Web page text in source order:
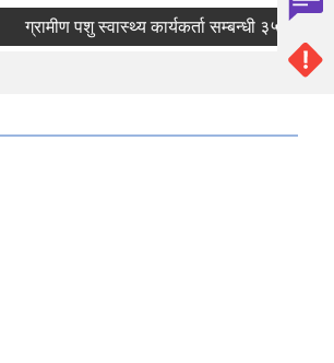
ग्रामीण पशु स्वास्थ्य कार्यकर्ता सम्बन्धी ३५ दिने